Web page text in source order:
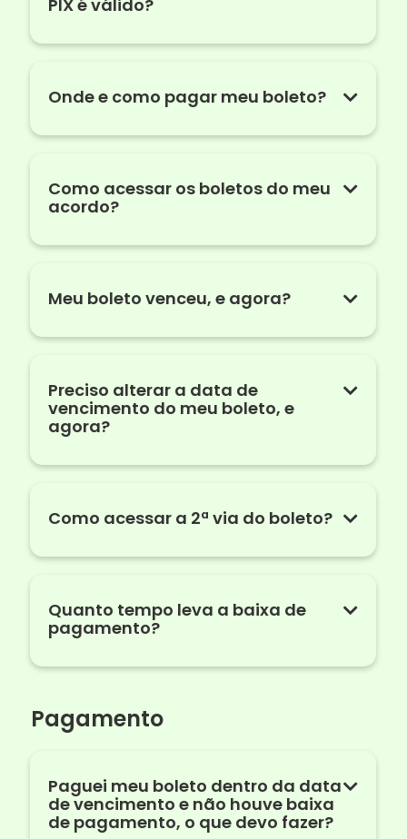
PIX é válido?
Onde e como pagar meu boleto?
Como acessar os boletos do meu
acordo?
Meu boleto venceu, e agora?
Preciso alterar a data de
vencimento do meu boleto, e
agora?
Como acessar a 2ª via do boleto?
Quanto tempo leva a baixa de
pagamento?
Pagamento
Paguei meu boleto dentro da data
de vencimento e não houve baixa
de pagamento, o que devo fazer?